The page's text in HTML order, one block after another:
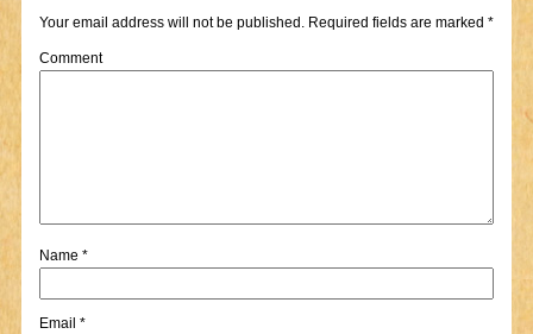
Your email address will not be published.Required fields are marked *
Comment
Name *
Email *